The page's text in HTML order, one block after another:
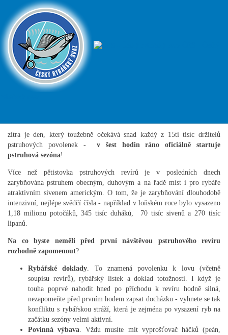
16. dubna startuje pstruhová
sezóna!
Podrobnosti
Všeobecné
15. duben 2021
zítra je den, který toužebně očekává snad každý z 15ti tisíc držitelů
pstruhových povolenek -v šest hodin ráno oficiálně startuje
pstruhová sezóna!
Více než pětistovka pstruhových revírů je v posledních dnech
zarybňována pstruhem obecným, duhovým a na řadě míst i pro rybáře
atraktivním sivenem americkým. O tom, že je zarybňování dlouhodobě
intenzivní, nejlépe svědčí čísla - například v loňském roce bylo vysazeno
1,18 milionu potočáků, 345 tisíc duháků, 70 tisíc sivenů a 270 tisíc
lipanů.
Na co byste neměli před první návštěvou pstruhového revíru
rozhodně zapomenout?
Rybářské doklady . To znamená povolenku k lovu (včetně
soupisu revírů), rybářský lístek a doklad totožnosti. I když je
touha poprvé nahodit hned po příchodu k revíru hodně silná,
nezapomeňte před prvním hodem zapsat docházku - vyhnete se tak
konfliktu s rybářskou stráží, která je zejména po vysazení ryb na
začátku sezóny velmi aktivní.
Povinná výbava . Vždu musíte mít vyprošťovač háčků (peán,